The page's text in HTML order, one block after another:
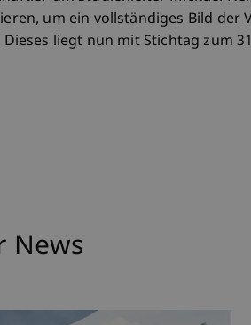
um ein vollständiges Bild der
liegt nun mit Stichtag zum
News